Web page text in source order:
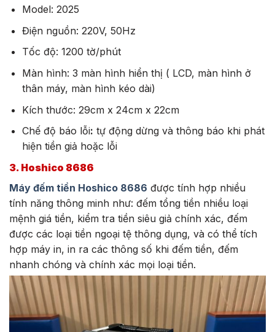
Model: 2025
Điện nguồn: 220V, 50Hz
Tốc độ: 1200 tờ/phút
Màn hình: 3 màn hình hiển thị ( LCD, màn hình ở
thân máy, màn hình kéo dài)
Kích thước: 29cm x 24cm x 22cm
Chế độ báo lỗi: tự động dừng và thông báo khi phát
hiện tiền giả hoặc lỗi
3. Hoshico 8686
Máy đếm tiền Hoshico 8686 được tính hợp nhiều
tính năng thông minh như: đếm tổng tiền nhiều loại
mệnh giá tiền, kiểm tra tiền siêu giả chính xác, đếm
được các loại tiền ngoại tệ thông dụng, và có thể tích
hợp máy in, in ra các thông số khi đếm tiền, đếm
nhanh chóng và chính xác mọi loại tiền.